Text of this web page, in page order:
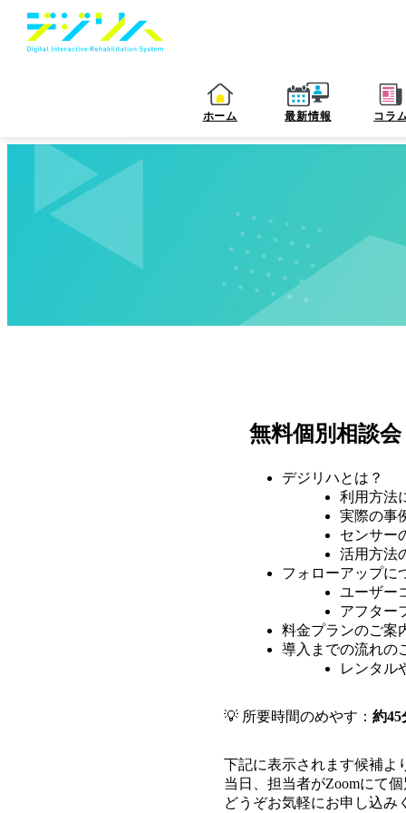
ホーム 最新情報 コラ
無料個別相談
デジリハとは？
利用方法
実際の事
センサー
活用方法
フォローアップに
ユーザー
アフター
料金プランのご案
導入までの流れの
レンタル
💡 所要時間のめやす： 約45
下記に表示されます候補よ
当日、担当者がZoomにて
どうぞお気軽にお申し込み